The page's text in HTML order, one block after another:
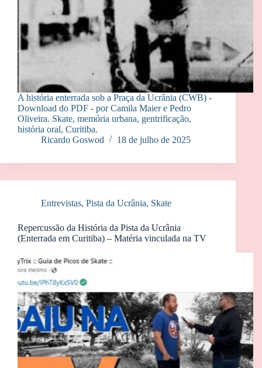
A história enterrada sob a Praça da Ucrânia (CWB) -
Download do PDF - por Camila Maier e Pedro
Oliveira. Skate, memória urbana, gentrificação,
história oral, Curitiba.
Ricardo Goswod
18 de julho de 2025
Entrevistas, Pista da Ucrânia, Skate
Repercussão da História da Pista da Ucrânia
(Enterrada em Curitiba) – Matéria vinculada na TV